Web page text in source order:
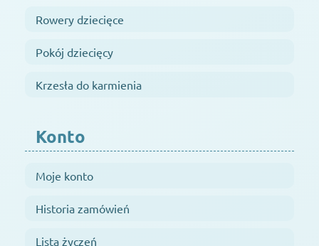
Rowery dziecięce
Pokój dziecięcy
Krzesła do karmienia
Konto
Moje konto
Historia zamówień
Lista życzeń